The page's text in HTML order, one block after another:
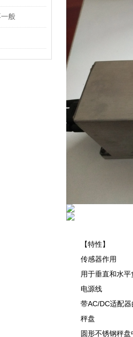
般
【特性】
传感器作用
用于垂直和水
电源线
带AC/DC适配
秤盘
圆形不锈钢秤